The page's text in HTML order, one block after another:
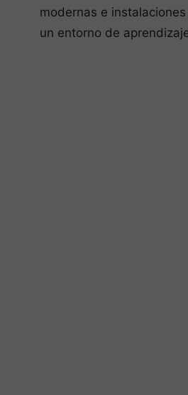
modernas e
un entorno de